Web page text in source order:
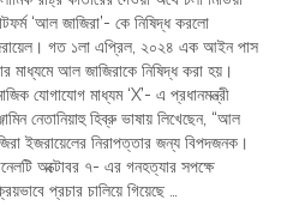
নিলেন
উদ্যোগ"
‘আল জাজিরা’- কে নিষিদ্ধ করলো
গত ১লা এপ্রিল, ২০২৪ এক আইন পাস
মাধ্যমে আল জাজিরাকে নিষিদ্ধ করা হয়।
যোগাযোগ মাধ্যম ‘X’- এ প্রধানমন্ত্রী
নেতানিয়াহু হিব্রু ভাষায় লিখেছেন, “আল
ইজরায়েলের নিরাপত্তার জন্য বিপদজনক।
অক্টোবর ৭- এর গনহত্যার সপক্ষে
প্রচার চালিয়ে গিয়েছে …